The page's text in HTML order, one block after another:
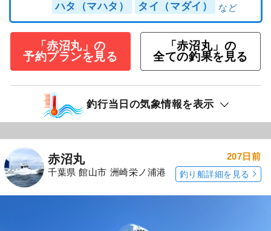
ハタ（マハタ） タイ（マダイ）
「赤沼丸」の
予約プランを見る
「赤沼丸」の
全ての釣果を見る
釣行当日の気象情報を表示
赤沼丸
千葉県 館山市 洲崎栄ノ浦港
207日前
釣り船詳細を見る